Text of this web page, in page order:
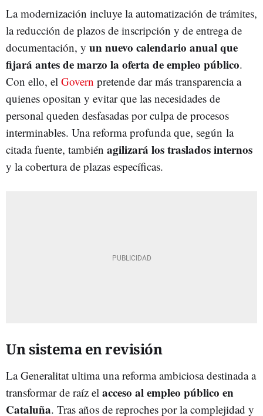
La modernización incluye la automatización de trámites,
la reducción de plazos de inscripción y de entrega de
documentación, y un nuevo calendario anual que
fijará antes de marzo la oferta de empleo público.
Con ello, el Govern pretende dar más transparencia a
quienes opositan y evitar que las necesidades de
personal queden desfasadas por culpa de procesos
interminables. Una reforma profunda que, según la
citada fuente, también agilizará los traslados internos
y la cobertura de plazas específicas.
Un sistema en revisión
La Generalitat ultima una reforma ambiciosa destinada a
transformar de raíz el acceso al empleo público en
Cataluña. Tras años de reproches por la complejidad y